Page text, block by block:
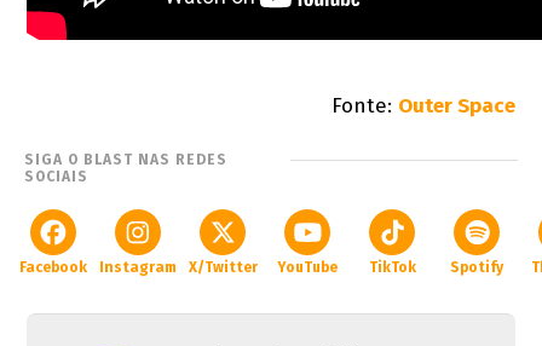
Fonte: Outer Space
SIGA O BLAST NAS REDES
SOCIAIS
Facebook Instagram X/Twitter YouTube TikTok Spotify